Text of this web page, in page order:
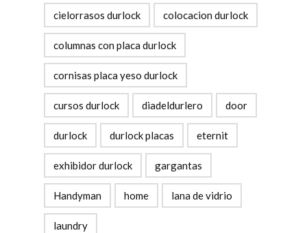
cielorrasos durlock colocacion durlock
columnas con placa durlock
cornisas placa yeso durlock
cursos durlock diadeldurlero door
durlock durlock placas eternit
exhibidor durlock gargantas
Handyman home lana de vidrio
laundry